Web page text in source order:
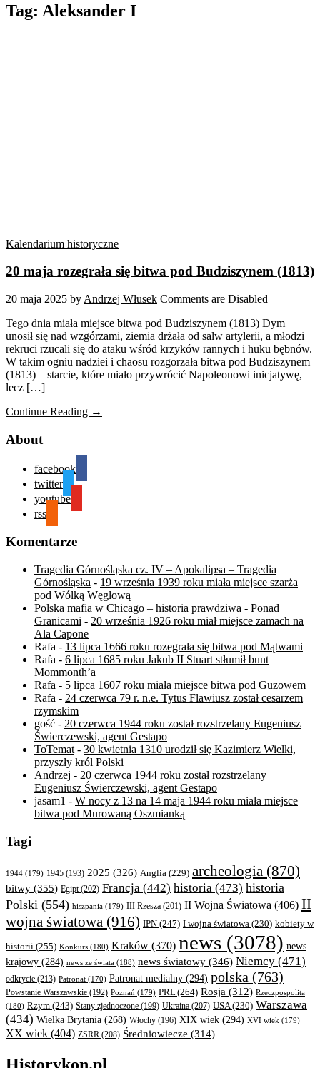
Tag: Aleksander I
Kalendarium historyczne
20 maja rozegrała się bitwa pod Budziszynem (1813)
20 maja 2025 by Andrzej Włusek Comments are Disabled
Tego dnia miała miejsce bitwa pod Budziszynem (1813) Dym
unosił się nad wzgórzami, ziemia drżała od salw artylerii, a młodzi
rekruci rzucali się do ataku wśród krzyków rannych i huku bębnów.
W takim ogniu nadziei i chaosu rozgorzała bitwa pod Budziszynem
(1813) – starcie, które miało przywrócić Napoleonowi inicjatywę,
lecz […]
Continue Reading →
About
facebook
twitter
youtube
rss
Komentarze
Tragedia Górnośląska cz. IV – Apokalipsa – Tragedia
Górnośląska - 19 września 1939 roku miała miejsce szarża
pod Wólką Węglową
Polska mafia w Chicago – historia prawdziwa - Ponad
Granicami - 20 września 1926 roku miał miejsce zamach na
Ala Capone
Rafa - 13 lipca 1666 roku rozegrała się bitwa pod Mątwami
Rafa - 6 lipca 1685 roku Jakub II Stuart stłumił bunt
Mommonth’a
Rafa - 5 lipca 1607 roku miała miejsce bitwa pod Guzowem
Rafa - 24 czerwca 79 r. n.e. Tytus Flawiusz został cesarzem
rzymskim
gość - 20 czerwca 1944 roku został rozstrzelany Eugeniusz
Świerczewski, agent Gestapo
ToTemat - 30 kwietnia 1310 urodził się Kazimierz Wielki,
przyszły król Polski
Andrzej - 20 czerwca 1944 roku został rozstrzelany
Eugeniusz Świerczewski, agent Gestapo
jasam1 - W nocy z 13 na 14 maja 1944 roku miała miejsce
bitwa pod Murowaną Oszmianką
Tagi
1944 (179) 1945 (193) 2025 (326) Anglia (229) archeologia (870)
bitwy (355) Egipt(202) Francja (442) historia (473) historia
Polski (554) hiszpania (179) III Rzesza (201) II Wojna Światowa (406) II
wojna światowa (916) IPN (247) I wojna światowa (230) kobiety w
historii (255) Konkurs (180) Kraków (370) news (3078) news
krajowy (284) news ze świata (188) news światowy (346) Niemcy (471)
odkrycie (213) Patronat (170) Patronat medialny (294) polska (763)
Powstanie Warszawskie (192) Poznań (179) PRL(264) Rosja (312) Rzeczpospolita
(180) Rzym (243) Stany zjednoczone (199) Ukraina (207) USA(230) Warszawa
(434) Wielka Brytania (268) Włochy (196) XIX wiek (294) XVI wiek (179)
XX wiek (404) ZSRR (208) Średniowiecze (314)